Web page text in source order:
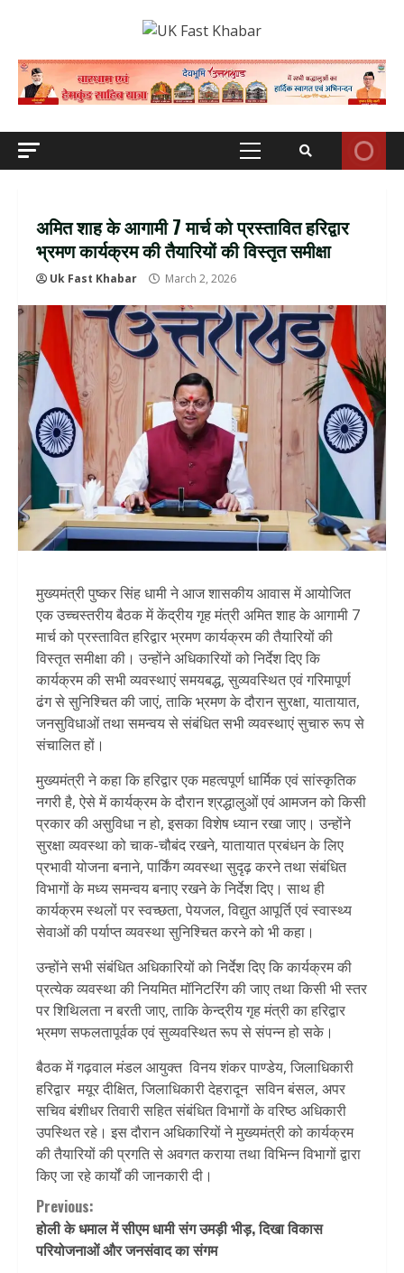
Primary
अमित शाह के आगामी 7 मार्च को प्रस्तावित हरिद्वार
भ्रमण कार्यक्रम की तैयारियों की विस्तृत समीक्षा
Uk Fast Khabar March 2, 2026
मुख्यमंत्री पुष्कर सिंह धामी ने आज शासकीय आवास में आयोजित
एक उच्चस्तरीय बैठक में केंद्रीय गृह मंत्री अमित शाह के आगामी 7
मार्च को प्रस्तावित हरिद्वार भ्रमण कार्यक्रम की तैयारियों की
विस्तृत समीक्षा की। उन्होंने अधिकारियों को निर्देश दिए कि
कार्यक्रम की सभी व्यवस्थाएं समयबद्ध, सुव्यवस्थित एवं गरिमापूर्ण
ढंग से सुनिश्चित की जाएं, ताकि भ्रमण के दौरान सुरक्षा, यातायात,
जनसुविधाओं तथा समन्वय से संबंधित सभी व्यवस्थाएं सुचारु रूप से
संचालित हों।
मुख्यमंत्री ने कहा कि हरिद्वार एक महत्वपूर्ण धार्मिक एवं सांस्कृतिक
नगरी है, ऐसे में कार्यक्रम के दौरान श्रद्धालुओं एवं आमजन को किसी
प्रकार की असुविधा न हो, इसका विशेष ध्यान रखा जाए। उन्होंने
सुरक्षा व्यवस्था को चाक-चौबंद रखने, यातायात प्रबंधन के लिए
प्रभावी योजना बनाने, पार्किंग व्यवस्था सुदृढ़ करने तथा संबंधित
विभागों के मध्य समन्वय बनाए रखने के निर्देश दिए। साथ ही
कार्यक्रम स्थलों पर स्वच्छता, पेयजल, विद्युत आपूर्ति एवं स्वास्थ्य
सेवाओं की पर्याप्त व्यवस्था सुनिश्चित करने को भी कहा।
उन्होंने सभी संबंधित अधिकारियों को निर्देश दिए कि कार्यक्रम की
प्रत्येक व्यवस्था की नियमित मॉनिटरिंग की जाए तथा किसी भी स्तर
पर शिथिलता न बरती जाए, ताकि केन्द्रीय गृह मंत्री का हरिद्वार
भ्रमण सफलतापूर्वक एवं सुव्यवस्थित रूप से संपन्न हो सके।
बैठक में गढ़वाल मंडल आयुक्त विनय शंकर पाण्डेय, जिलाधिकारी
हरिद्वार मयूर दीक्षित, जिलाधिकारी देहरादून सविन बंसल, अपर
सचिव बंशीधर तिवारी सहित संबंधित विभागों के वरिष्ठ अधिकारी
उपस्थित रहे। इस दौरान अधिकारियों ने मुख्यमंत्री को कार्यक्रम
की तैयारियों की प्रगति से अवगत कराया तथा विभिन्न विभागों द्वारा
किए जा रहे कार्यों की जानकारी दी।
Continue
Reading
Previous:
होली के धमाल में सीएम धामी संग उमड़ी भीड़, दिखा विकास
परियोजनाओं और जनसंवाद का संगम